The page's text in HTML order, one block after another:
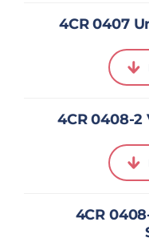
4CR 0407
4CR 0408-
4CR